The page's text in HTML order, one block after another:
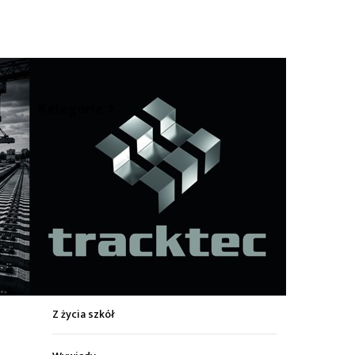
Z życia miasta
Kultura
Z życia szkół